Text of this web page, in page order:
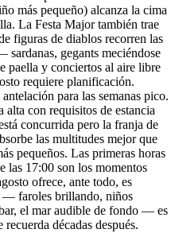
más pequeño) alcanza la cima
La Festa Major también trae
figuras de diablos recorren las
gegants meciéndose
paella y conciertos al aire libre
requiere planificación.
para las semanas pico.
alta con requisitos de estancia
concurrida pero la franja de
las multitudes mejor que
pequeños. Las primeras horas
las 17:00 son los momentos
ofrece, ante todo, es
— faroles brillando, niños
el mar audible de fondo — es
décadas después.